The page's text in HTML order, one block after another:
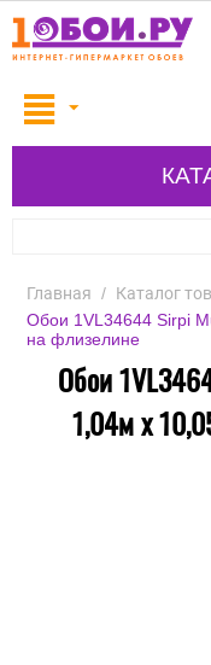
Главная / Каталог
Обои 1VL34644 Sirpi
на флизелине
Обои
1,04м х